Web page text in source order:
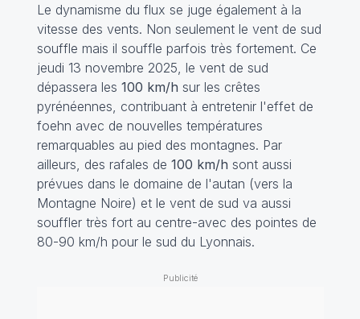
Le dynamisme du flux se juge également à la
vitesse des vents. Non seulement le vent de sud
souffle mais il souffle parfois très fortement. Ce
jeudi 13 novembre 2025, le vent de sud
dépassera les 100 km/h sur les crêtes
pyrénéennes, contribuant à entretenir l'effet de
foehn avec de nouvelles températures
remarquables au pied des montagnes. Par
ailleurs, des rafales de 100 km/h sont aussi
prévues dans le domaine de l'autan (vers la
Montagne Noire) et le vent de sud va aussi
souffler très fort au centre-avec des pointes de
80-90 km/h pour le sud du Lyonnais.